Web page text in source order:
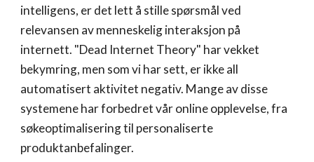
intelligens, er det lett å stille spørsmål ved
relevansen av menneskelig interaksjon på
internett. "Dead Internet Theory" har vekket
bekymring, men som vi har sett, er ikke all
automatisert aktivitet negativ. Mange av disse
systemene har forbedret vår online opplevelse, fra
søkeoptimalisering til personaliserte
produktanbefalinger.